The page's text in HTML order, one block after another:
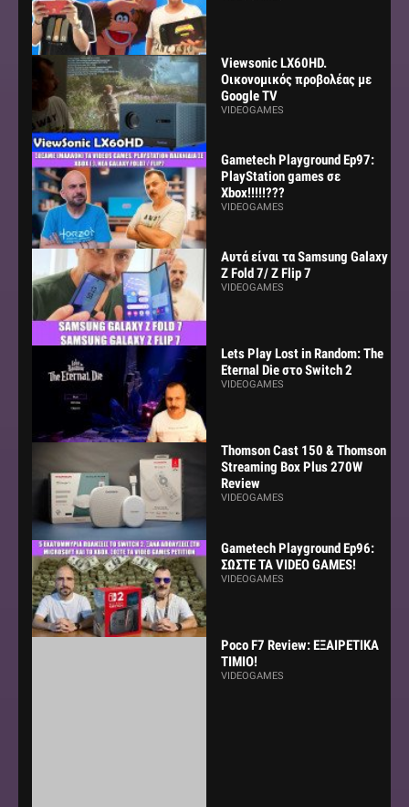
Viewsonic LX60HD.
Οικονομικός προβολέας με
Google TV
VIDEOGAMES
Gametech Playground Ep97:
PlayStation games σε
Xbox!!!!!???
VIDEOGAMES
Αυτά είναι τα Samsung Galaxy
Z Fold 7/ Z Flip 7
VIDEOGAMES
Lets Play Lost in Random: The
Eternal Die στο Switch 2
VIDEOGAMES
Thomson Cast 150 & Thomson
Streaming Box Plus 270W
Review
VIDEOGAMES
Gametech Playground Ep96:
ΣΩΣΤΕ ΤΑ VIDEO GAMES!
VIDEOGAMES
Poco F7 Review: ΕΞΑΙΡΕΤΙΚΑ
ΤΙΜΙΟ!
VIDEOGAMES